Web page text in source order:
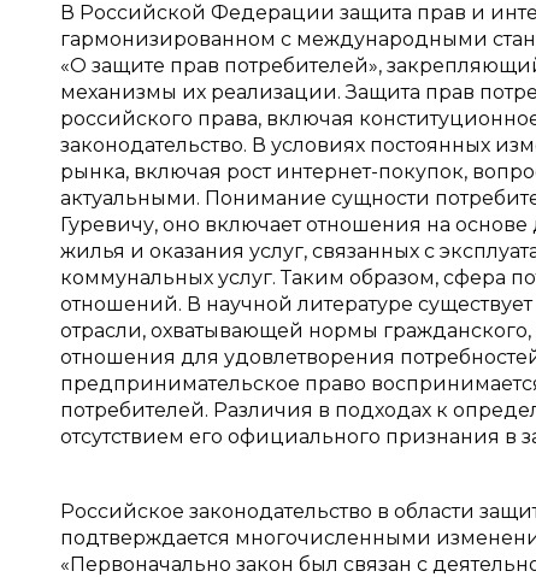
В Российской Федерации защита прав и
гармонизированном с международными
«О защите прав потребителей»,
механизмы их реализации. Защита прав
российского права, включая
законодательство. В условиях постоянных
рынка, включая рост интернет-покупок,
актуальными. Понимание сущности
Гуревичу, оно включает отношения на
жилья и оказания услуг, связанных с
коммунальных услуг. Таким образом, сфера
отношений. В научной литературе
отрасли, охватывающей нормы
отношения для удовлетворения
предпринимательское право
потребителей. Различия в подходах к
отсутствием его официального признания в
Российское законодательство в области
подтверждается многочисленными
«Первоначально закон был связан с